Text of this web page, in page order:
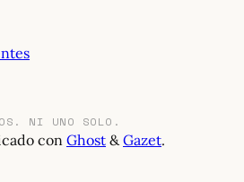
NI UNO SOLO.
con Ghost & Gazet.